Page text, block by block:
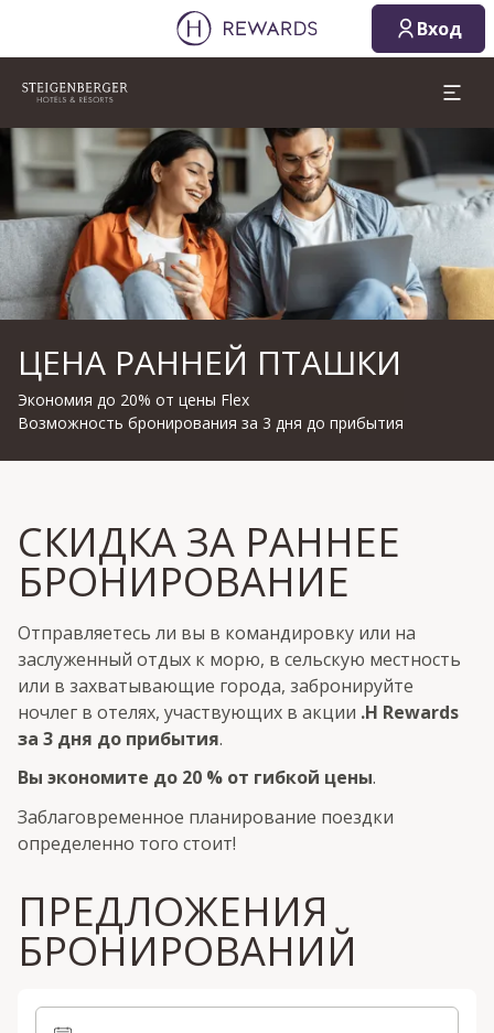
Вход
Слайд 1 из 1
ЦЕНА РАННЕЙ ПТАШКИ
Экономия до 20% от цены Flex
Возможность бронирования за 3 дня до прибытия
СКИДКА ЗА РАННЕЕ
БРОНИРОВАНИЕ
Отправляетесь ли вы в командировку или на
заслуженный отдых к морю, в сельскую местность
или в захватывающие города, забронируйте
ночлег в отелях, участвующих в акции .H Rewards
за 3 дня до прибытия.
Вы экономите до 20 % от гибкой цены.
Заблаговременное планирование поездки
определенно того стоит!
ПРЕДЛОЖЕНИЯ
БРОНИРОВАНИЙ